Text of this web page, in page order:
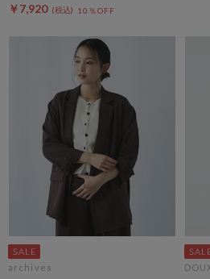
￥7,920 10％OFF
archives